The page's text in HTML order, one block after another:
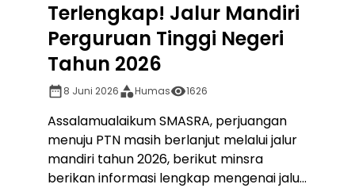
Terlengkap! Jalur Mandiri
Perguruan Tinggi Negeri
Tahun 2026
8 Juni 2026 Humas 1626
Assalamualaikum SMASRA, perjuangan
menuju PTN masih berlanjut melalui jalur
mandiri tahun 2026, berikut minsra
berikan informasi lengkap mengenai jalu...